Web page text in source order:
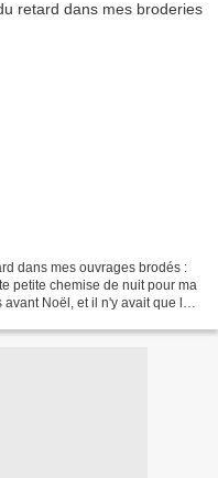
dans mes ouvrages brodés :
petite chemise de nuit pour ma
Noël, et il n'y avait que les